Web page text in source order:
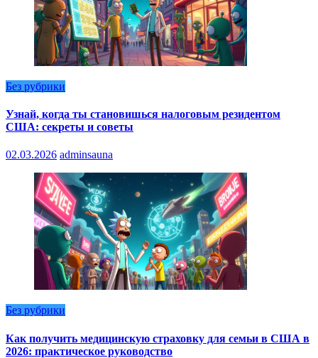
Без рубрики
Узнай, когда ты становишься налоговым резидентом
США: секреты и советы
02.03.2026 adminsauna
Без рубрики
Как получить медицинскую страховку для семьи в США в
2026: практическое руководство